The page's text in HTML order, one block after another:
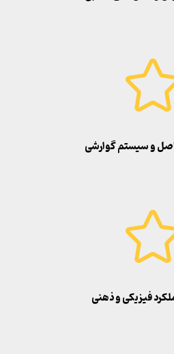
و سیستم گوارشی
فیزیکی و ذهنی